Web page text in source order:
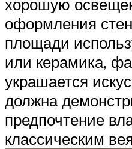
хорошую
оформления
площади
или керамика,
украшается
должна
предпочтение
классическим